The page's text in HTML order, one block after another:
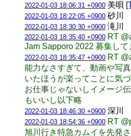
2022-01-03 18:06:31 +0900 美唄
2022-01-03 18:22:05 +0900 砂川
2022-01-03 18:30:30 +0900 滝川
2022-01-03 18:35:40 +0900 RT
Jam Sapporo 2022 募集して
2022-01-03 18:35:47 +0900 RT
能力なさすぎて、動画や写
いたほうが楽ってことに気
お仕事じゃないしイメージ
もいいし以下略
2022-01-03 18:46:30 +0900 深川
2022-01-03 18:54:36 +0900 RT
旭川行き特急カムイを先発